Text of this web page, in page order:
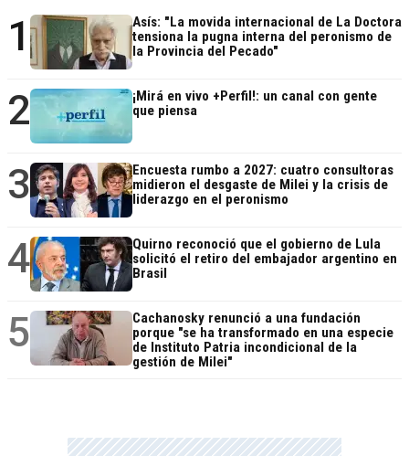
1
Asís: "La movida internacional de La Doctora
tensiona la pugna interna del peronismo de
la Provincia del Pecado"
2
¡Mirá en vivo +Perfil!: un canal con gente
que piensa
3
Encuesta rumbo a 2027: cuatro consultoras
midieron el desgaste de Milei y la crisis de
liderazgo en el peronismo
4
Quirno reconoció que el gobierno de Lula
solicitó el retiro del embajador argentino en
Brasil
5
Cachanosky renunció a una fundación
porque "se ha transformado en una especie
de Instituto Patria incondicional de la
gestión de Milei"